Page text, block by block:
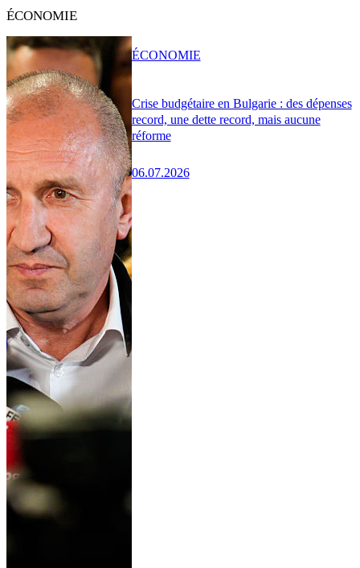
ÉCONOMIE
Crise budgétaire en Bulgarie : des dépenses
record, une dette record, mais aucune
réforme
06.07.2026
ÉCONOMIE